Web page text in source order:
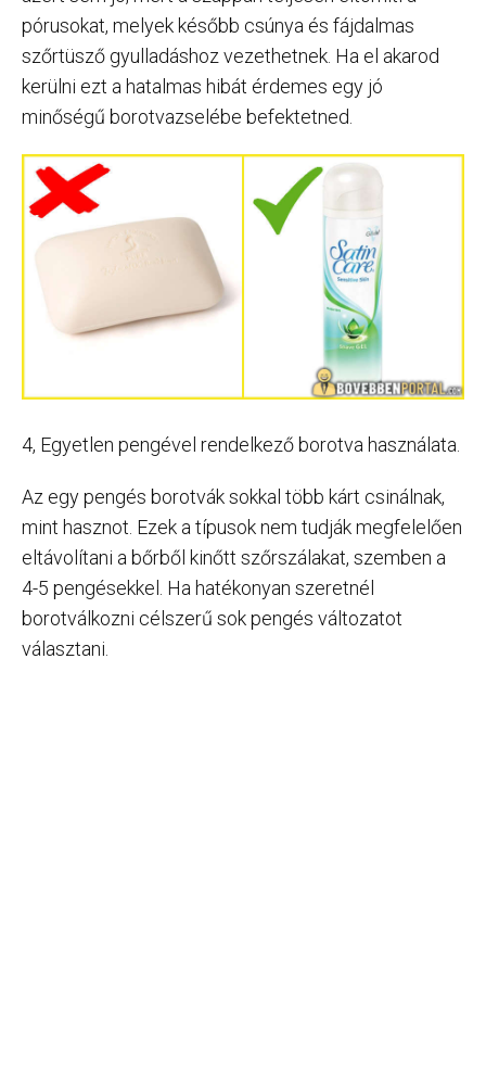
pórusokat, melyek később csúnya és fájdalmas
szőrtüsző gyulladáshoz vezethetnek. Ha el akarod
kerülni ezt a hatalmas hibát érdemes egy jó
minőségű borotvazselébe befektetned.
4, Egyetlen pengével rendelkező borotva használata.
Az egy pengés borotvák sokkal több kárt csinálnak,
mint hasznot. Ezek a típusok nem tudják megfelelően
eltávolítani a bőrből kinőtt szőrszálakat, szemben a
4-5 pengésekkel. Ha hatékonyan szeretnél
borotválkozni célszerű sok pengés változatot
választani.